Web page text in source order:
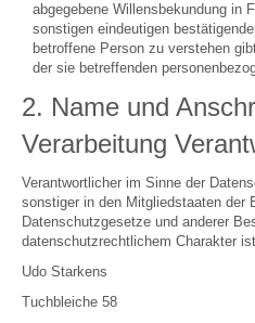
abgegebene Willensbekundung in
sonstigen eindeutigen
betroffene Person zu verstehen
der sie betreffenden
2. Name und
Verarbeitung
Verantwortlicher im Sinne der
sonstiger in den Mitgliedstaaten der
Datenschutzgesetze und anderer
datenschutzrechtlichem Charakter
Udo Starkens
Tuchbleiche 58